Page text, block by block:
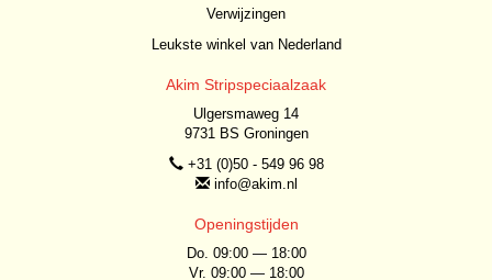
Verwijzingen
Leukste winkel van Nederland
Akim Stripspeciaalzaak
Ulgersmaweg 14
9731 BS Groningen
+31 (0)50 - 549 96 98
info@akim.nl
Openingstijden
Do. 09:00 — 18:00
Vr. 09:00 — 18:00